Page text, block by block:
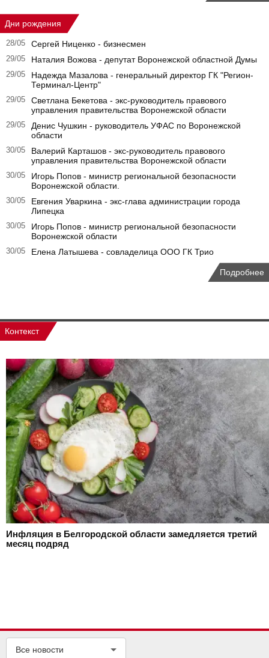
Дни рождения
28/05 Сергей Ниценко - бизнесмен
29/05 Наталия Вожова - депутат Воронежской областной Думы
29/05
Надежда Мазалова - генеральный директор ГК "Регион-
Терминал-Центр"
29/05
Светлана Бекетова - экс-руководитель правового
управления правительства Воронежской области
29/05
Денис Чушкин - руководитель УФАС по Воронежской
области
30/05
Валерий Карташов - экс-руководитель правового
управления правительства Воронежской области
30/05
Игорь Попов - министр региональной безопасности
Воронежской области.
30/05
Евгения Уваркина - экс-глава администрации города
Липецка
30/05
Игорь Попов - министр региональной безопасности
Воронежской области
30/05 Елена Латышева - совладелица ООО ГК Трио
Подробнее
Контекст
Инфляция в Белгородской области замедляется третий
месяц подряд
Все новости